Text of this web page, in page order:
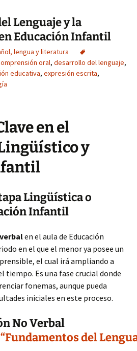
Lenguaje y la
Educación Infantil
lengua y literatura
oral, desarrollo del lenguaje,
educativa, expresión escrita,
en el
y
Lingüística o
Infantil
en el aula de Educación
en el que el menor ya posee un
el cual irá ampliando a
tiempo. Es una fase crucial donde
fonemas, aunque pueda
iniciales en este proceso.
No Verbal
del